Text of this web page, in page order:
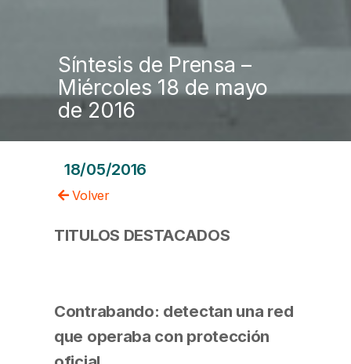
Síntesis de Prensa –
Miércoles 18 de mayo
de 2016
18/05/2016
Volver
TITULOS DESTACADOS
Contrabando: detectan una red
que operaba con protección